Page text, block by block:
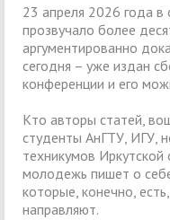
23 апреля 2026 года
прозвучало более
аргументированно
сегодня – уже издан
конференции и его
Кто авторы статей,
студенты АнГТУ, ИГУ,
техникумов Иркутской
молодежь пишет о
которые, конечно,
направляют.